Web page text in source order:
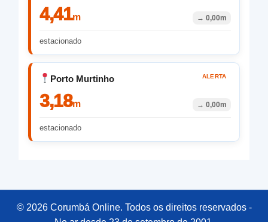
4,41m → 0,00m
estacionado
Porto Murtinho ALERTA
3,18m → 0,00m
estacionado
© 2026 Corumbá Online. Todos os direitos reservados -